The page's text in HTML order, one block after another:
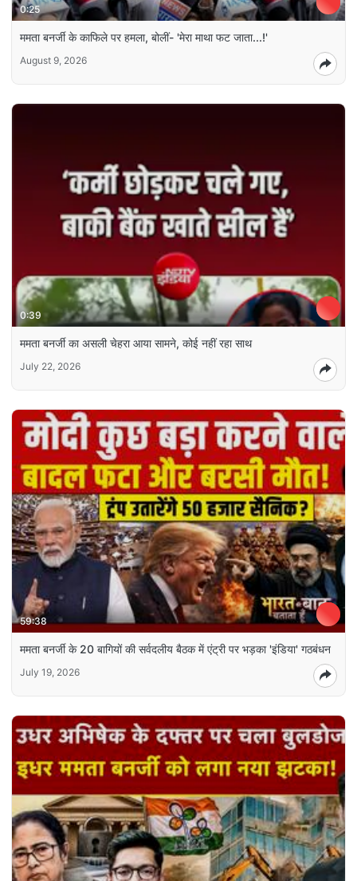
0:25
ममता बनर्जी के काफिले पर हमला, बोलीं- 'मेरा माथा फट जाता...!'
August 9, 2026
0:39
ममता बनर्जी का असली चेहरा आया सामने, कोई नहीं रहा साथ
July 22, 2026
59:38
ममता बनर्जी के 20 बागियों की सर्वदलीय बैठक में एंट्री पर भड़का 'इंडिया' गठबंधन
July 19, 2026